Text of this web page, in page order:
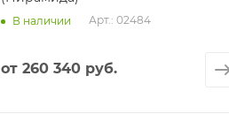
В наличии Арт.: 02484
от 260 340 руб.